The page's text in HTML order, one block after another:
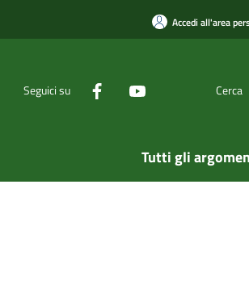
Accedi all'area
Seguici su Cerca
Tutti gli